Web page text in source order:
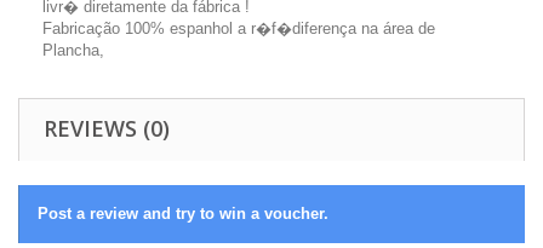
livr� diretamente da fábrica !
Fabricação 100% espanhol a r�f�diferença na área de
Plancha,
REVIEWS (0)
Post a review and try to win a voucher.